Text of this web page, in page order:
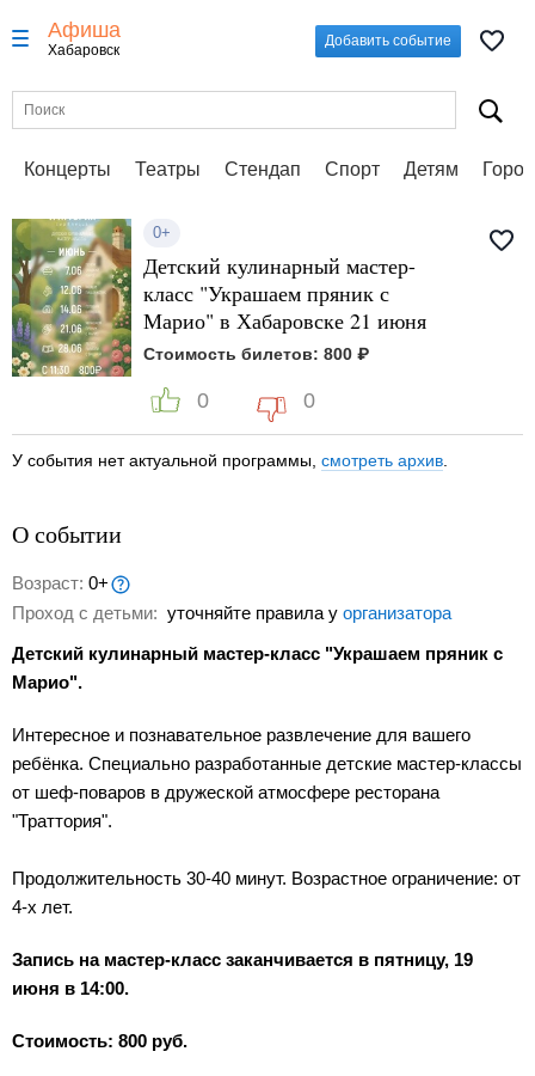
Афиша
Хабаровск
Добавить событие
Концерты Театры Стендап Спорт Детям
0+
Детский кулинарный мастер-
класс "Украшаем пряник с
Марио" в Хабаровске 21 июня
Стоимость билетов: 800 ₽
0 0
У события нет актуальной программы, смотреть архив
О событии
Возраст: 0+
Проход с детьми: уточняйте правила у организатора
Детский кулинарный мастер-класс "Украшаем пряник с
Марио".
Интересное и познавательное развлечение для вашего
ребёнка. Специально разработанные детские мастер-классы
от шеф-поваров в дружеской атмосфере ресторана
"Траттория".
Продолжительность 30-40 минут. Возрастное ограничение: от
4-х лет.
Запись на мастер-класс заканчивается в пятницу, 19
июня в 14:00.
Стоимость: 800 руб.